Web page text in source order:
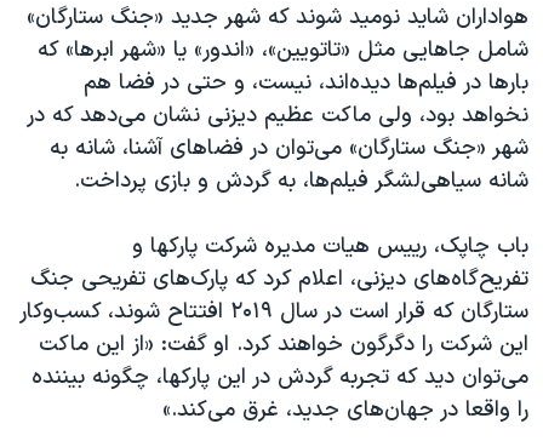
چهل سال گروگان‌گیری
قانون شفافیت دارائی کادر رهبری ایران
اعتراضات مردمی آبان ۹۸
اسرائیل در جنگ
همایش محافظه‌کاران آمریکا «سی‌پک»
صفحه‌های ویژه
سفر پرزیدنت ترامپ به چین
هواداران شاید نومید شوند که شهر جدید «جنگ ستارگان»
شامل جاهایی مثل «تاتویین»، «اندور» یا «شهر ابرها» که
بارها در فیلم‌ها دیده‌اند، نیست، و حتی در فضا هم
نخواهد بود، ولی ماکت عظیم دیزنی نشان می‌دهد که در
شهر «جنگ ستارگان»‌ می‌توان در فضاهای آشنا، شانه به
شانه سیاهی‌لشگر فیلم‌ها، به گردش و بازی پرداخت.
باب چاپک، رییس هیات مدیره شرکت پارکها و
تفریح‌گاه‌های دیزنی، اعلام کرد که پارک‌های تفریحی جنگ
ستارگان که قرار است در سال ۲۰۱۹ افتتاح شوند، کسب‌و‌کار
این شرکت را دگرگون خواهند کرد. او گفت: «از این ماکت
می‌توان دید که تجربه گردش در این پارکها، چگونه بیننده
را واقعا در جهان‌های جدید، غرق می‌کند.»